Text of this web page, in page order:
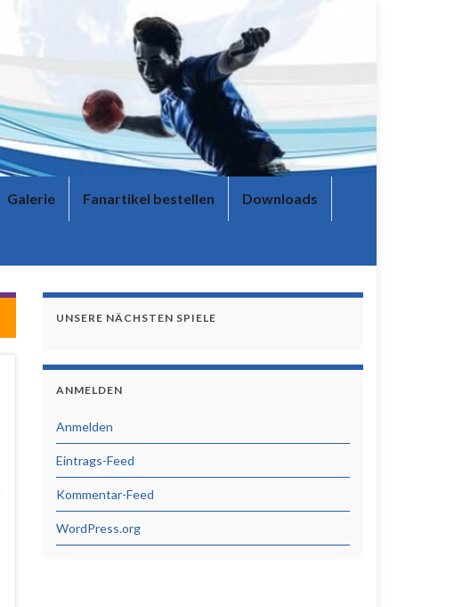
Galerie Fanartikel bestellen Downloads
UNSERE NÄCHSTEN SPIELE
ANMELDEN
Anmelden
Eintrags-Feed
Kommentar-Feed
WordPress.org